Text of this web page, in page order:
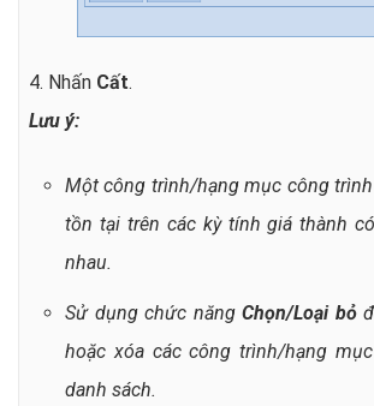
4. Nhấn Cất.
Lưu ý:
Một công trình/hạng mục công
tồn tại trên các kỳ tính giá thành
nhau.
Sử dụng chức năngChọn/Loại bỏ
hoặc xóa các công trình/hạng
danh sách.